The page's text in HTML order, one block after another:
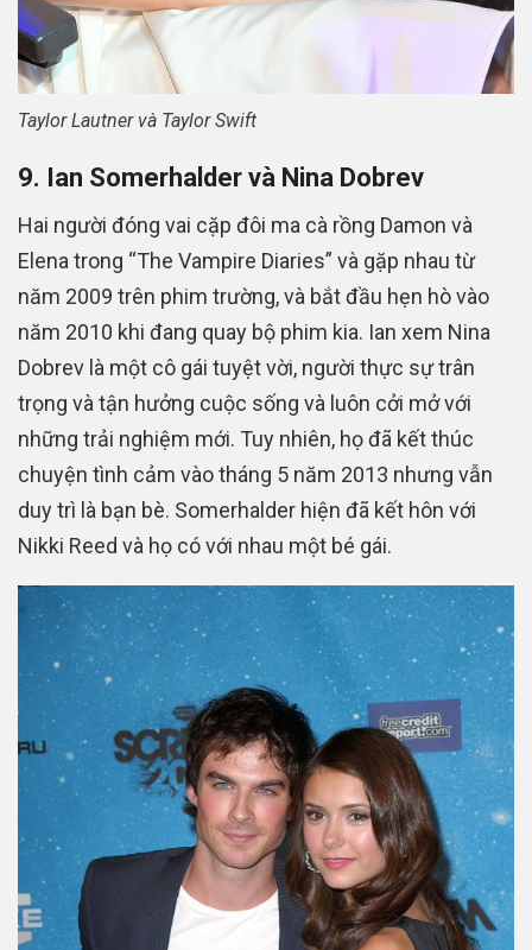
Taylor Lautner và Taylor Swift
9. Ian Somerhalder và Nina Dobrev
Hai người đóng vai cặp đôi ma cà rồng Damon và
Elena trong “The Vampire Diaries” và gặp nhau từ
năm 2009 trên phim trường, và bắt đầu hẹn hò vào
năm 2010 khi đang quay bộ phim kia. Ian xem Nina
Dobrev là một cô gái tuyệt vời, người thực sự trân
trọng và tận hưởng cuộc sống và luôn cởi mở với
những trải nghiệm mới. Tuy nhiên, họ đã kết thúc
chuyện tình cảm vào tháng 5 năm 2013 nhưng vẫn
duy trì là bạn bè. Somerhalder hiện đã kết hôn với
Nikki Reed và họ có với nhau một bé gái.